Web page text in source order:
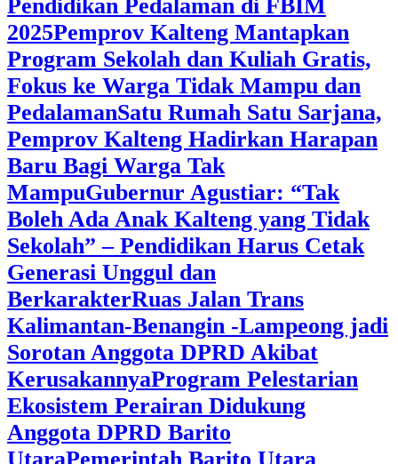
Pendidikan Pedalaman di FBIM
2025‎Pemprov Kalteng Mantapkan
Program Sekolah dan Kuliah Gratis,
Fokus ke Warga Tidak Mampu dan
Pedalaman‎Satu Rumah Satu Sarjana,
Pemprov Kalteng Hadirkan Harapan
Baru Bagi Warga Tak
Mampu‎Gubernur Agustiar: “Tak
Boleh Ada Anak Kalteng yang Tidak
Sekolah” – Pendidikan Harus Cetak
Generasi Unggul dan
BerkarakterRuas Jalan Trans
Kalimantan-Benangin -Lampeong jadi
Sorotan Anggota DPRD Akibat
KerusakannyaProgram Pelestarian
Ekosistem Perairan Didukung
Anggota DPRD Barito